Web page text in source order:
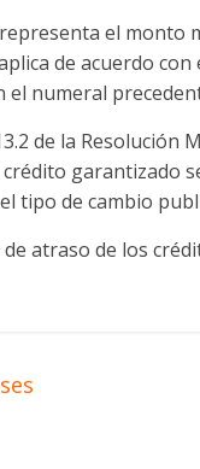
el monto
de acuerdo
el numeral
de la Resolución
garantizado
tipo de cambio
atraso de los